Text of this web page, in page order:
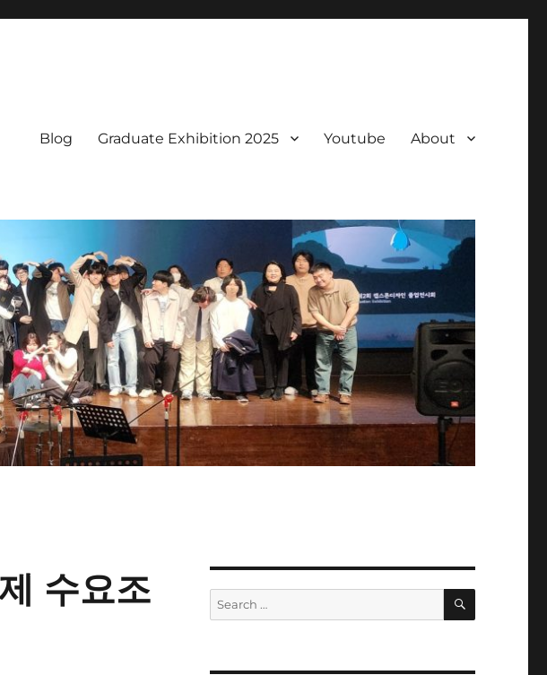
Blog Graduate Exhibition 2025 Youtube About
수요조
Search
for:
SEARCH